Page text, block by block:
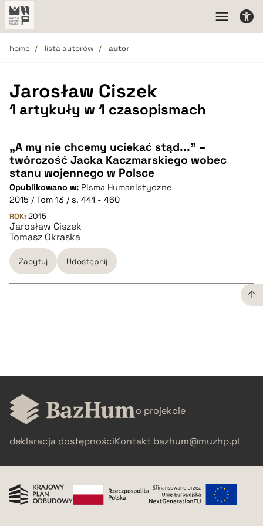
home lista autorów autor
Jarosław Ciszek
1 artykuły w 1 czasopismach
„A my nie chcemy uciekać stąd...” –
twórczość Jacka Kaczmarskiego wobec
stanu wojennego w Polsce
Opublikowano w: Pisma Humanistyczne
2015 / Tom 13 / s. 441 - 460
ROK: 2015
Jarosław Ciszek
Tomasz Okraska
Zacytuj Udostępnij
pobierz cytat
o projekcie
deklaracja dostępnościKontakt bazhum@muzhp.pl